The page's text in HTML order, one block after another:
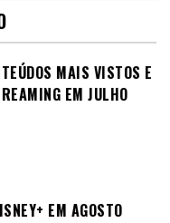
MAIS VISTOS E
EM JULHO
EM AGOSTO